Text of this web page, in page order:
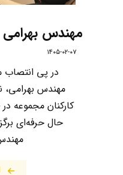
۱۴۰۵-۰۲-۰۷
در پی انتصاب
مهندس بهرامی،
کارکنان مجموعه
حال حرفه‌ای